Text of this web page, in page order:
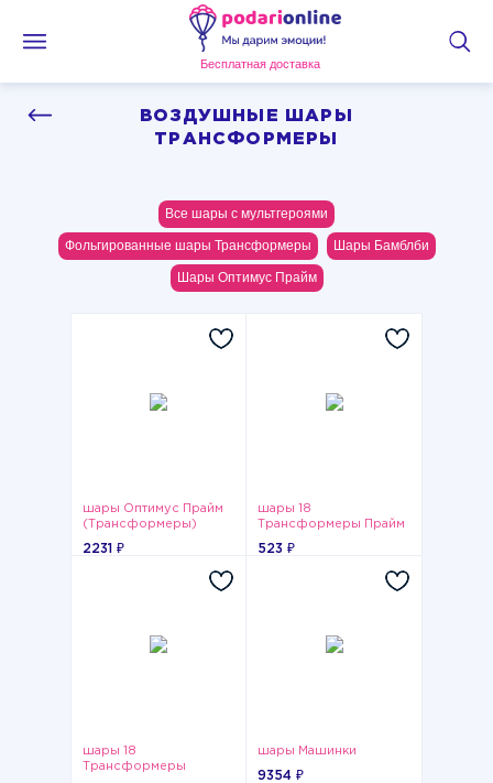
Бесплатная доставка
ВОЗДУШНЫЕ ШАРЫ
ТРАНСФОРМЕРЫ
Все шары с мультгероями
Фольгированные шары Трансформеры Шары Бамблби
Шары Оптимус Прайм
шары Оптимус Прайм
(Трансформеры)
2231 ₽
шары 18
Трансформеры Прайм
523 ₽
шары 18
Трансформеры
шары Машинки
9354 ₽